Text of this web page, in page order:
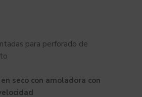
para perforado de
seco con amoladora con